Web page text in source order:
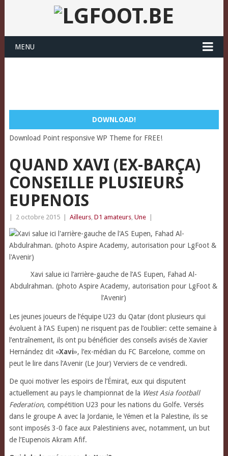
MENU
DOWNLOAD!
Download Point responsive WP Theme for FREE!
QUAND XAVI (EX-BARÇA)
CONSEILLE PLUSIEURS
EUPENOIS
2 octobre 2015 Ailleurs, D1 amateurs, Une
Xavi salue ici l’arrière-gauche de l’AS Eupen, Fahad Al-
Abdulrahman. (photo Aspire Academy, autorisation pour LgFoot &
l’Avenir)
Les jeunes joueurs de l’équipe U23 du Qatar (dont plusieurs qui
évoluent à l’AS Eupen) ne risquent pas de l’oublier: cette semaine à
l’entraînement, ils ont pu bénéficier des conseils avisés de Xavier
Hernández dit «Xavi», l’ex-médian du FC Barcelone, comme on
peut le lire dans l’Avenir (Le Jour) Verviers de ce vendredi.
De quoi motiver les espoirs de l’Émirat, eux qui disputent
actuellement au pays le championnat de la West Asia football
Federation, compétition U23 pour les nations du Golfe. Versés
dans le groupe A avec la Jordanie, le Yémen et la Palestine, ils se
sont imposés 3-0 face aux Palestiniens avec, notamment, un but
de l’Eupenois Akram Afif.